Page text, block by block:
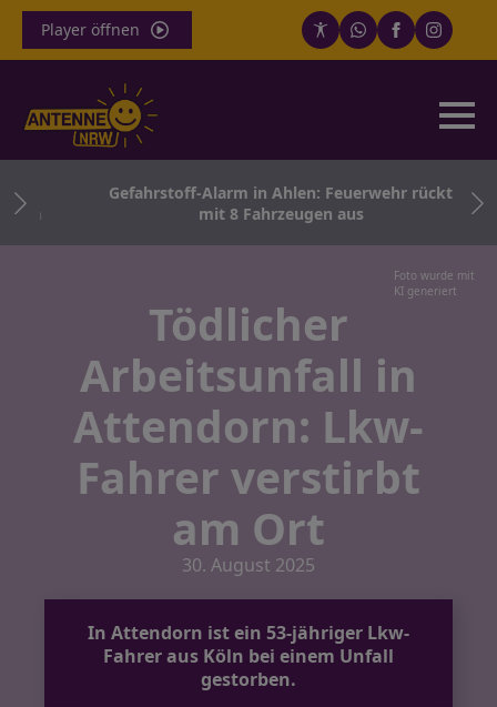
Player öffnen
Gefahrstoff-Alarm in Ahlen: Feuerwehr rückt
mit 8 Fahrzeugen aus
Foto wurde mit
KI generiert
Tödlicher
Arbeitsunfall in
Attendorn: Lkw-
Fahrer verstirbt
am Ort
30. August 2025
In Attendorn ist ein 53-jähriger Lkw-
Fahrer aus Köln bei einem Unfall
gestorben.